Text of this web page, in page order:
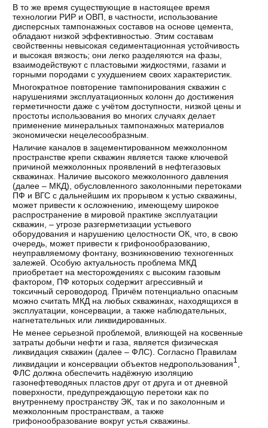
В то же время существующие в настоящее время
технологии РИР и ОВП, в частности, использование
дисперсных тампонажных составов на основе цемента,
обладают низкой эффективностью. Этим составам
свойственны невысокая седиментационная устойчивость
и высокая вязкость; они легко разделяются на фазы,
взаимодействуют с пластовыми жидкостями, газами и
горными породами с ухудшением своих характеристик.
Многократное повторение тампонирования скважин с
нарушениями эксплуатационных колонн до достижения
герметичности даже с учётом доступности, низкой цены и
простоты использования во многих случаях делает
применение минеральных тампонажных материалов
экономически нецелесообразным.
Наличие каналов в зацементированном межколонном
пространстве крепи скважин является также ключевой
причиной межколонных проявлений в нефтегазовых
скважинах. Наличие высокого межколонного давления
(далее – МКД), обусловленного заколонными перетоками
ПФ и ВГС с дальнейшим их прорывом к устью скважины,
может привести к осложнению, имеющему широкое
распространение в мировой практике эксплуатации
скважин, – угрозе разгерметизации устьевого
оборудования и нарушению целостности ОК, что, в свою
очередь, может привести к грифонообразованию,
неуправляемому фонтану, возникновению техногенных
залежей. Особую актуальность проблема МКД
приобретает на месторождениях с высоким газовым
фактором, ПФ которых содержит агрессивный и
токсичный сероводород. Причём потенциально опасным
можно считать МКД на любых скважинах, находящихся в
эксплуатации, консервации, а также наблюдательных,
нагнетательных или ликвидированных.
Не менее серьезной проблемой, влияющей на косвенные
затраты добычи нефти и газа, является физическая
ликвидация скважин (далее – ФЛС). Согласно Правилам
ликвидации и консервации объектов недропользования1
ФЛС должна обеспечить надёжную изоляцию
газонефтеводяных пластов друг от друга и от дневной
поверхности, предупреждающую перетоки как по
внутреннему пространству ЭК, так и по заколонным и
межколонным пространствам, а также
грифонообразование вокруг устья скважины.